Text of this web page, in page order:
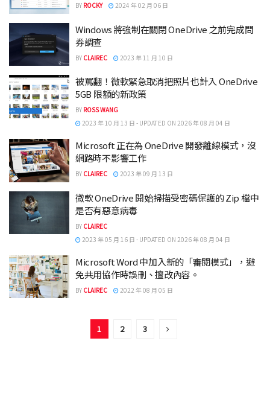
BY ROCKY 2024 年 02 月 06 日
Windows 將強制在關閉 OneDrive 之前完成問
券調查
BY CLAIREC 2023 年 11 月 10 日
被罵翻！微軟緊急取消把照片也計入 OneDrive
5GB 限額的新政策
BY ROSS WANG
2023 年 10 月 13 日 - UPDATED ON 2026 年 08 月 04 日
Microsoft 正在為 OneDrive 開發離線模式，沒
網路時不影響工作
BY CLAIREC 2023 年 09 月 13 日
微軟 OneDrive 開始掃描受密碼保護的 Zip 檔中
是否有惡意病毒
BY CLAIREC
2023 年 05 月 16 日 - UPDATED ON 2026 年 08 月 04 日
Microsoft Word 中加入新的「審閱模式」，避
免共用協作時誤刪、擅改內容。
BY CLAIREC 2022 年 08 月 05 日
1 2 3